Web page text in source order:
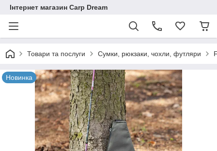
Інтернет магазин Carp Dream
Товари та послуги Сумки, рюкзаки, чохли, футляри
Новинка